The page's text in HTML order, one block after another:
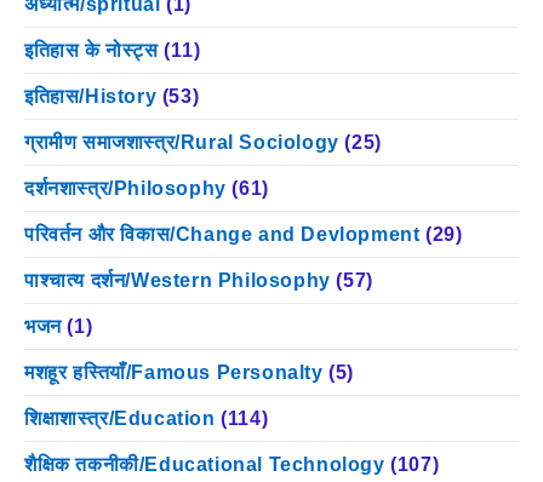
अध्यात्म/spritual (1)
इतिहास के नोस्ट्स (11)
इतिहास/History (53)
ग्रामीण समाजशास्त्र/Rural Sociology (25)
दर्शनशास्त्र/Philosophy (61)
परिवर्तन और विकास/Change and Devlopment (29)
पाश्चात्य दर्शन/Western Philosophy (57)
भजन (1)
मशहूर हस्तियाँ/Famous Personalty (5)
शिक्षाशास्त्र/Education (114)
शैक्षिक तकनीकी/Educational Technology (107)